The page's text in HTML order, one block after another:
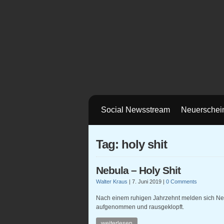
Social Newsstream
Tag: holy shit
Nebula – Holy Shit
Walter Kraus | 7. Juni 2019 | 0 Comments
Nach einem ruhigen Jahrzehnt melden sich
aufgenommen und rausgeklopft.